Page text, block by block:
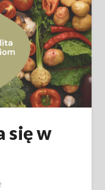
się w